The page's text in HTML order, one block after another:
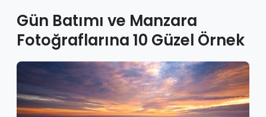
Gün Batımı ve Manzara
Fotoğraflarına 10 Güzel Örnek